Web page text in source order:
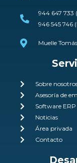
944 647 733
946 545 746
Muelle
Sobre
Asesoría de
Software ERP
Noticias
Área privada
Contacto